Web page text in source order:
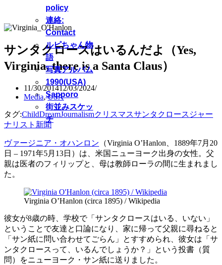
policy
連絡:
Contact
ルピちゃん物
語
写真アルバム
1990(USA)
Sapporo
街並みスケッ
チ
サンタクロースはいるんだよ（Yes,
Virginia, there is a Santa Claus）
11/30/201412/03/2024
Media,USA
タグ:ChildDreamJournalismクリスマスサンタクロース ジャー
ナリスト 新聞
ヴァージニア・オハンロン （Virginia O’Hanlon、1889年7月20
日 – 1971年5月13日）は、米国ニューヨーク出身の女性。父
親は医者のフィリップと、母は教師ローラの間に生まれまし
た。
Virginia O’Hanlon (circa 1895) / Wikipedia
彼女が8歳の時、学校で「サンタクロースはいる、いない」
ということで友達と口論になり、家に帰って父親に尋ねると
「サン紙に問い合わせてごらん」とすすめられ、彼女は「サ
ンタクロースって、いるんでしょうか？」という投書（質
問）をニューヨーク・サン紙に送りました。